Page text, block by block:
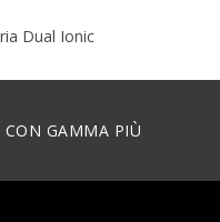
Dual Ionic
CON GAMMA PIÙ